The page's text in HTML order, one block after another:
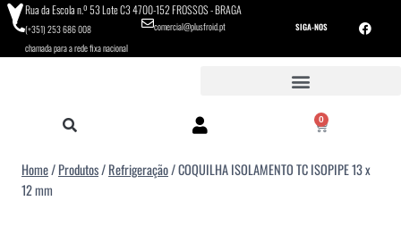
Rua da Escola n.º 53 Lote C3 4700-152 FROSSOS - BRAGA
(+351) 253 686 008
chamada para a rede fixa nacional
comercial@plusfroid.pt SIGA-NOS
0
Home/Produtos/Refrigeração/COQUILHA ISOLAMENTO TC ISOPIPE 13 x
12 mm